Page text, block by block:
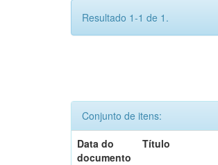
Resultado 1-1 de 1.
Conjunto de itens:
Data do
documento
Título